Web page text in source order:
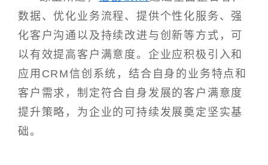
数据、优化业务流程、提供个性化服务、强
化客户沟通以及持续改进与创新等方式，可
以有效提高客户满意度。企业应积极引入和
应用CRM信创系统，结合自身的业务特点和
客户需求，制定符合自身发展的客户满意度
提升策略，为企业的可持续发展奠定坚实基
础。